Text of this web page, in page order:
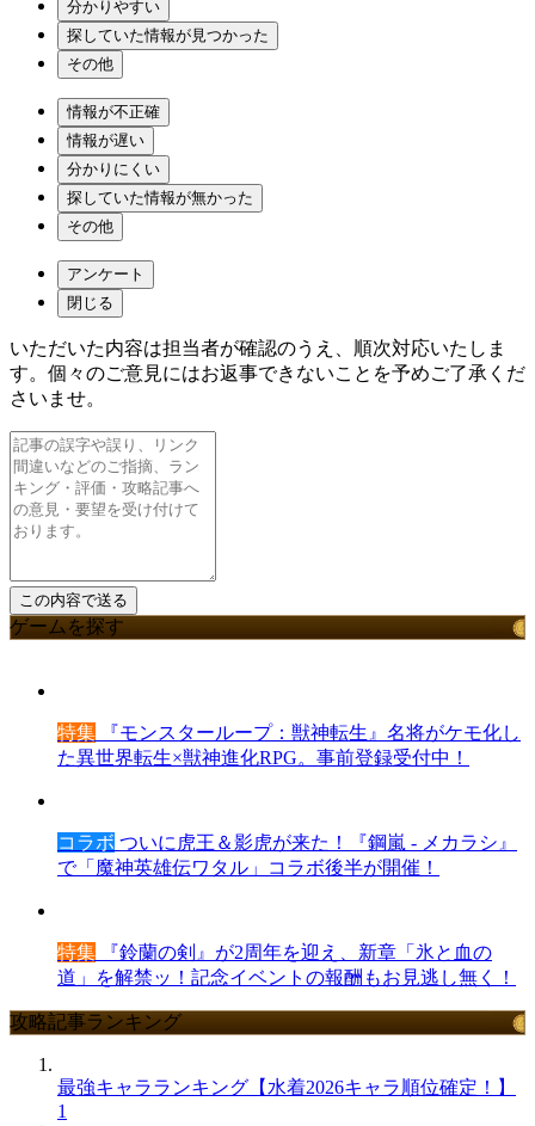
分かりやすい
探していた情報が見つかった
その他
情報が不正確
情報が遅い
分かりにくい
探していた情報が無かった
その他
アンケート
閉じる
いただいた内容は担当者が確認のうえ、順次対応いたしま
す。個々のご意見にはお返事できないことを予めご了承くだ
さいませ。
ゲームを探す
特集 『モンスターループ：獣神転生』名将がケモ化し
た異世界転生×獣神進化RPG。事前登録受付中！
コラボ ついに虎王＆影虎が来た！『鋼嵐 - メカラシ』
で「魔神英雄伝ワタル」コラボ後半が開催！
特集 『鈴蘭の剣』が2周年を迎え、新章「氷と血の
道」を解禁ッ！記念イベントの報酬もお見逃し無く！
攻略記事ランキング
最強キャラランキング【水着2026キャラ順位確定！】
1